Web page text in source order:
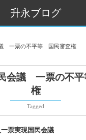
升永ブログ
一票の不平等 国民審査権
会議 一票の不
権
Tagged
票実現国民会議